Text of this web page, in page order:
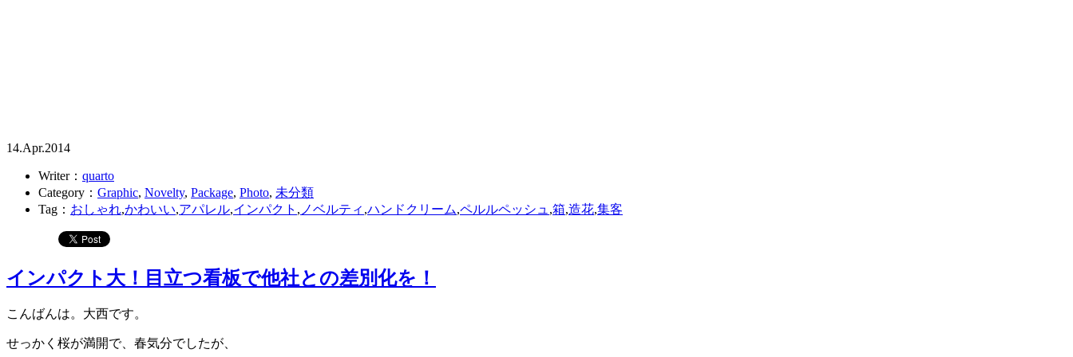
14.Apr.2014
Writer： quarto
Category： Graphic, Novelty, Package, Photo, 未分類
Tag： おしゃれ,かわいい,アパレル,インパクト , ノベルティ ,ハンドクリーム,ペルルペッシュ ,箱,造花,集客
インパクト大！目立つ看板で他社との差別化を！
こんばんは。大西です。
せっかく桜が満開で、春気分でしたが、